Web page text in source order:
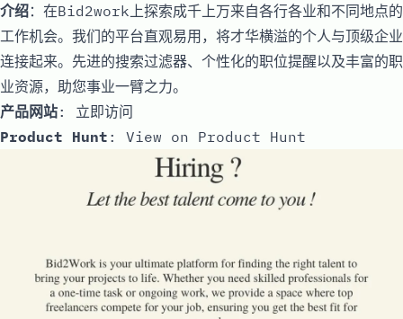
介绍：在Bid2work上探索成千上万来自各行各业和不同地点的
工作机会。我们的平台直观易用，将才华横溢的个人与顶级企业
连接起来。先进的搜索过滤器、个性化的职位提醒以及丰富的职
业资源，助您事业一臂之力。
产品网站: 立即访问
Product Hunt : View on Product Hunt